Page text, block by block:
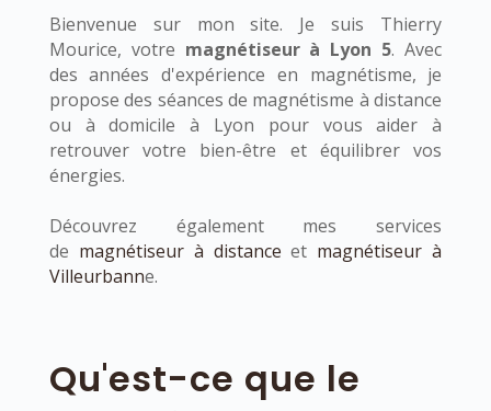
Bienvenue sur mon site. Je suis Thierry
Mourice, votre magnétiseur à Lyon 5. Avec
des années d'expérience en magnétisme, je
propose des séances de magnétisme à distance
ou à domicile à Lyon pour vous aider à
retrouver votre bien-être et équilibrer vos
énergies.
Découvrez également mes services
de magnétiseur à distance et magnétiseur à
Villeurbanne.
Qu'est-ce que le